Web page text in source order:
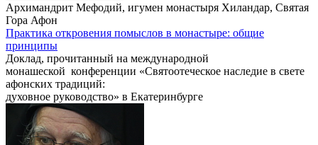
Архимандрит Мефодий, игумен монастыря Хиландар, Святая
Гора Афон
Практика откровения помыслов в монастыре: общие
принципы
Доклад, прочитанный на международной
монашеской конференции «Святоотеческое наследие в свете
афонских традиций:
духовное руководство» в Екатеринбурге